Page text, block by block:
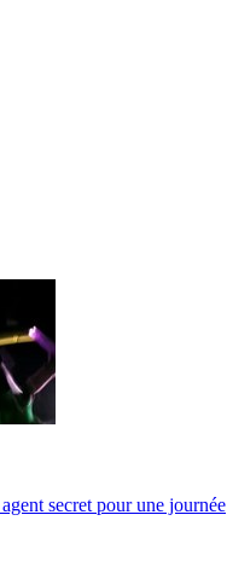
secret pour une journée